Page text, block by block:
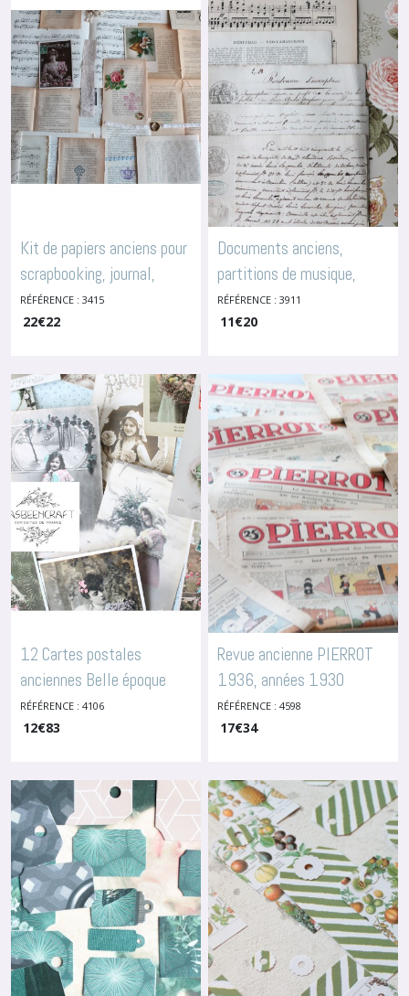
Kit de papiers anciens pour
scrapbooking, journal,
collage, 3415
De Papiers Anciens
RÉFÉRENCE : 3415
22€22
Documents anciens,
partitions de musique,
pages de dictionnaire,
3911-
RÉFÉRENCE : 3911
11€20
12 Cartes postales
anciennes Belle époque
France-Cartes Postales
Anciennes
RÉFÉRENCE : 4106
12€83
Revue ancienne PIERROT
1936, années 1930
France, périodique ancien
-Journaux Anciens
RÉFÉRENCE : 4598
17€34